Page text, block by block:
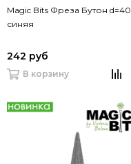
Magic Bits Фреза Бутон d=40
синяя
242 руб
В корзину